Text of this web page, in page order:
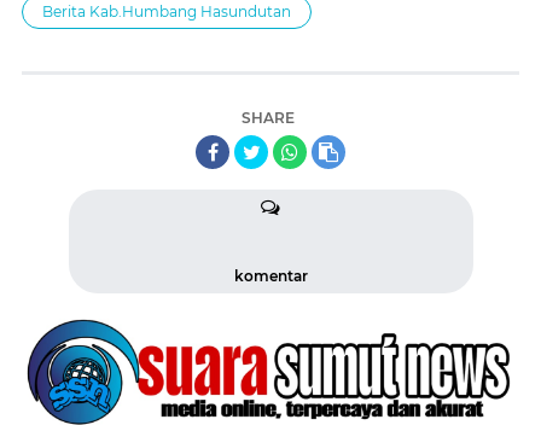
Berita Kab.Humbang Hasundutan
SHARE
komentar